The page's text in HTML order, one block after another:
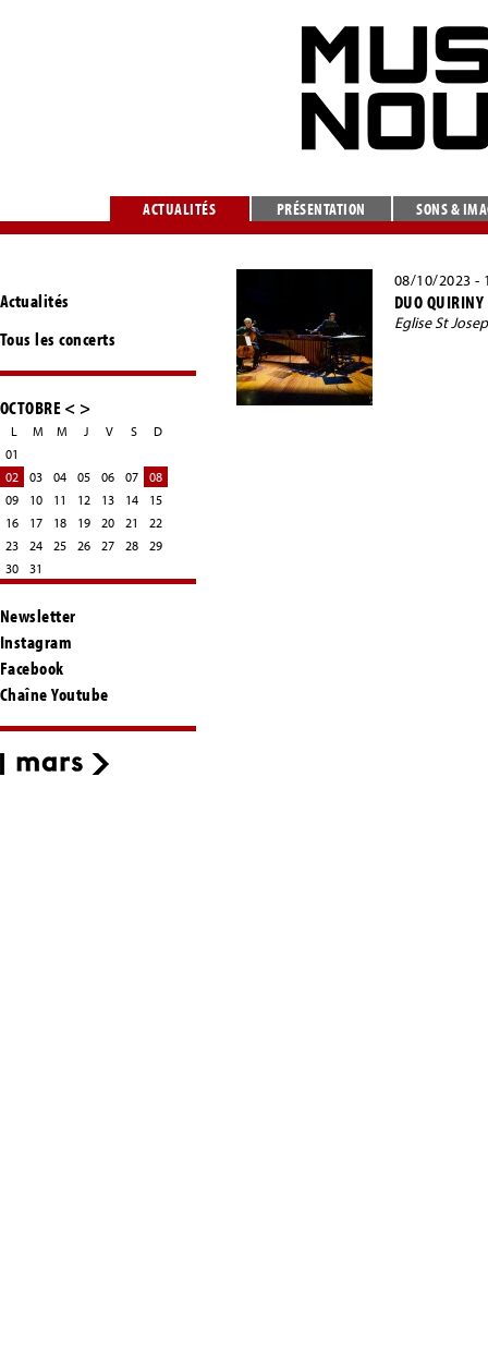
ACTUALITÉS PRÉSENTATION SONS &
Actualités
Tous les concerts
OCTOBRE< >
L M M J V S
D
01
02
03 04 05 06 07
08
09
10 11 12 13 14
15
16
17 18 19 20 21
22
23
24 25 26 27 28
29
30
31
Newsletter
Instagram
Facebook
Chaîne Youtube
08/10/2023 -
DUO
Eglise St